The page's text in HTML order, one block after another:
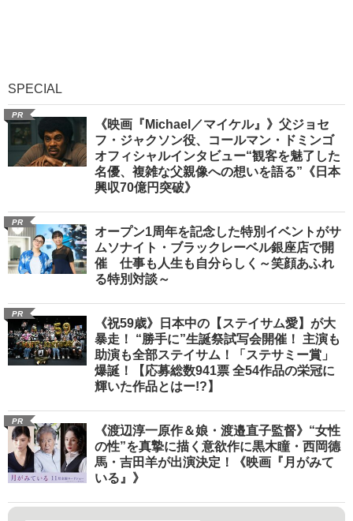
SPECIAL
PR
《映画『Michael／マイケル』》父ジョセ
フ・ジャクソン役、コールマン・ドミンゴ
オフィシャルインタビュー“観客を魅了した
名優、複雑な父親像への想いを語る”《日本
興収70億円突破》
PR
オープン1周年を記念した特別イベントがサ
ムソナイト・ブラックレーベル銀座店で開
催 仕事も人生も自分らしく～笑顔あふれ
る特別対談～
PR
《祝59歳》日本中の【ステイサム愛】が大
暴走！ “勝手に”生誕祭試写会開催！ 主演も
助演も全部ステイサム！「ステサミー賞」
爆誕！【応募総数941票 全54作品の栄冠に
輝いた作品とはー!?】
PR
《渡辺淳一原作＆娘・渡邉直子監督》“女性
の性”を真摯に描く意欲作に黒木瞳・西岡德
馬・吉田羊が出演決定！《映画『月がみて
いる』》